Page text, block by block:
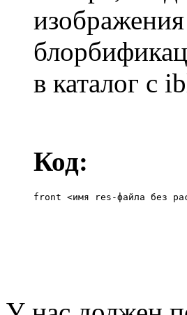
в каталог с
Код:
front <имя res-файла без